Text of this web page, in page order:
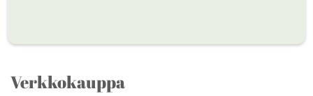
Verkkokauppa